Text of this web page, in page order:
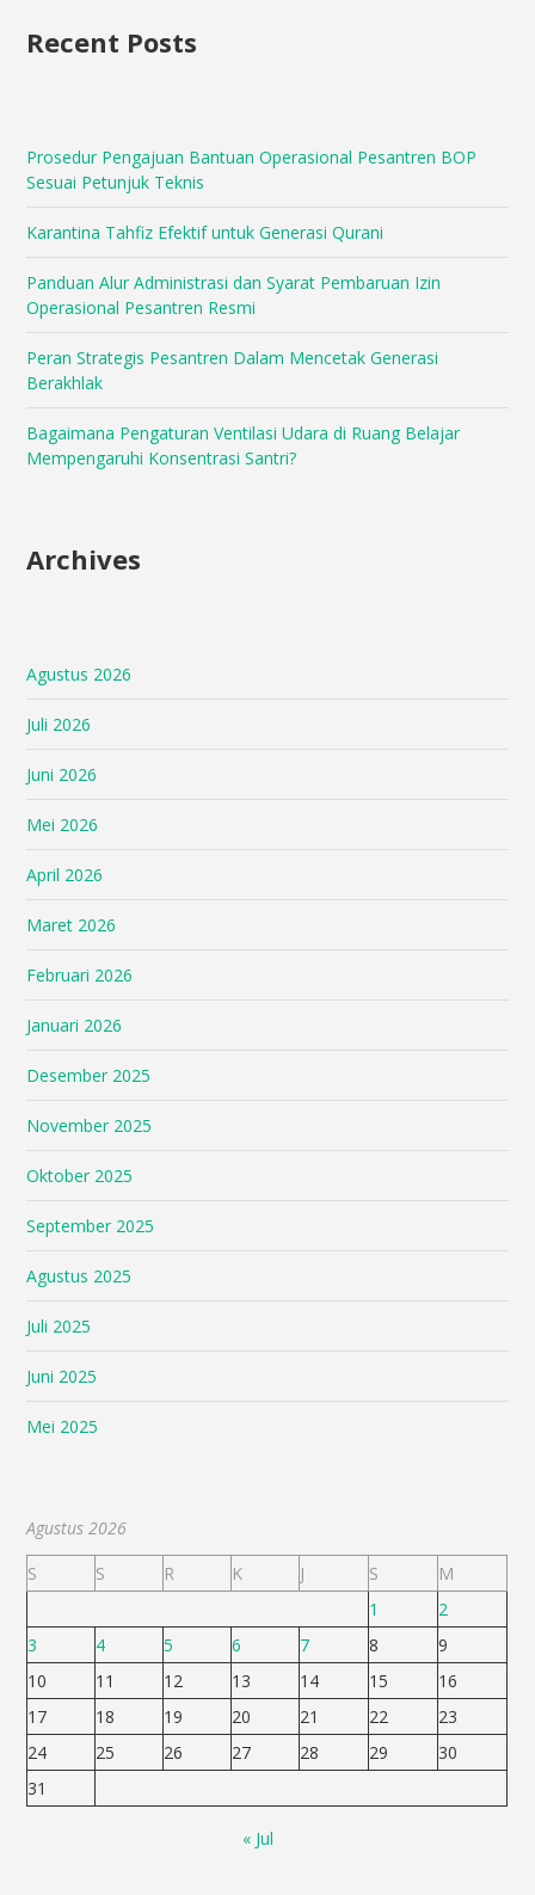
Recent Posts
Prosedur Pengajuan Bantuan Operasional Pesantren BOP
Sesuai Petunjuk Teknis
Karantina Tahfiz Efektif untuk Generasi Qurani
Panduan Alur Administrasi dan Syarat Pembaruan Izin
Operasional Pesantren Resmi
Peran Strategis Pesantren Dalam Mencetak Generasi
Berakhlak
Bagaimana Pengaturan Ventilasi Udara di Ruang Belajar
Mempengaruhi Konsentrasi Santri?
Archives
Agustus 2026
Juli 2026
Juni 2026
Mei 2026
April 2026
Maret 2026
Februari 2026
Januari 2026
Desember 2025
November 2025
Oktober 2025
September 2025
Agustus 2025
Juli 2025
Juni 2025
Mei 2025
Agustus 2026
S
S R K J S
M
1
2
3
4 5 6 7 8
9
10
11 12 13 14 15
16
17
18 19 20 21 22
23
24
25 26 27 28 29
30
31
« Jul